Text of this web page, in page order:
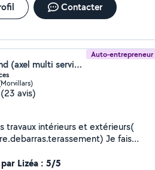
Contacter
Auto-entrepreneur
Axel Frund (axel multi services)
(23 avis)
travaux intérieurs et extérieurs(
Je fais
Lizéa : 5/5